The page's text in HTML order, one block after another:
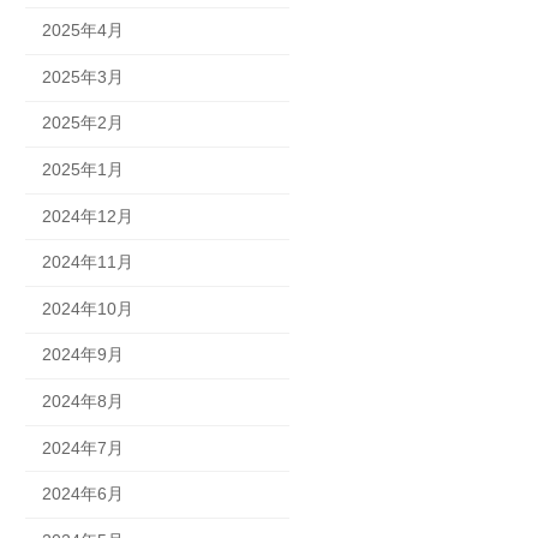
2025年4月
2025年3月
2025年2月
2025年1月
2024年12月
2024年11月
2024年10月
2024年9月
2024年8月
2024年7月
2024年6月